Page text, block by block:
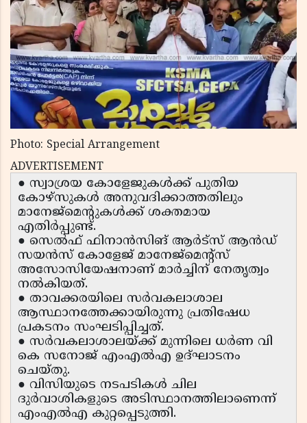
Photo: Special Arrangement
ADVERTISEMENT
● സ്വാശ്രയ കോളേജുകൾക്ക് പുതിയ
കോഴ്സുകൾ അനുവദിക്കാത്തതിലും
മാനേജ്മെന്റുകൾക്ക് ശക്തമായ
എതിർപ്പുണ്ട്.
● സെൽഫ് ഫിനാൻസിങ് ആർട്സ് ആൻഡ്
സയൻസ് കോളേജ് മാനേജ്മെന്റ്സ്
അസോസിയേഷനാണ് മാർച്ചിന് നേതൃത്വം
നൽകിയത്.
● താവക്കരയിലെ സർവകലാശാല
ആസ്ഥാനത്തേക്കായിരുന്നു പ്രതിഷേധ
പ്രകടനം സംഘടിപ്പിച്ചത്.
● സർവകലാശാലയ്ക്ക് മുന്നിലെ ധർണ വി
കെ സനോജ് എംഎൽഎ ഉദ്ഘാടനം
ചെയ്തു.
● വിസിയുടെ നടപടികൾ ചില
ദുർവാശികളുടെ അടിസ്ഥാനത്തിലാണെന്ന്
എംഎൽഎ കുറ്റപ്പെടുത്തി.